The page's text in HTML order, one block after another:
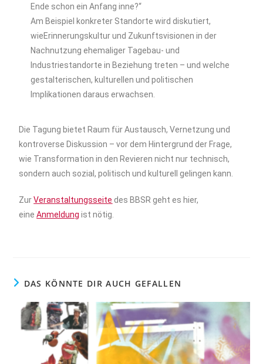
Ende schon ein Anfang inne?“
Am Beispiel konkreter Standorte wird diskutiert,
wieErinnerungskultur und Zukunftsvisionen in der
Nachnutzung ehemaliger Tagebau- und
Industriestandorte in Beziehung treten – und welche
gestalterischen, kulturellen und politischen
Implikationen daraus erwachsen.
Die Tagung bietet Raum für Austausch, Vernetzung und
kontroverse Diskussion – vor dem Hintergrund der Frage,
wie Transformation in den Revieren nicht nur technisch,
sondern auch sozial, politisch und kulturell gelingen kann.
Zur Veranstaltungsseite des BBSR geht es hier,
eine Anmeldung ist nötig.
DAS KÖNNTE DIR AUCH GEFALLEN